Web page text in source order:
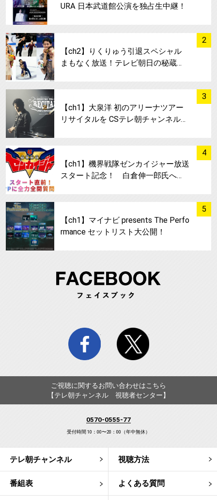
URA 日本武道館公演を独占生中継！
2
サムネイル
【ch2】りくりゅう引退スペシャル
まもなく放送！テレビ朝日の秘蔵…
3
【ch1】大泉洋 初のアリーナツアー
リサイタルを CSテレ朝チャンネル…
4
サムネイル
【ch1】機界戦隊ゼンカイジャー放送
スタート記念！ 白倉伸一郎氏へ…
5
【ch1】マイナビ presents The Perfo
rmance セットリスト大公開！
facebook twitter
ご視聴に関するお問い合わせはこちら
【テレ朝チャンネル 視聴者センター】
0570-0555-77
受付時間 10：00〜20：00（年中無休）
テレ朝チャンネル 視聴方法
番組表 よくある質問